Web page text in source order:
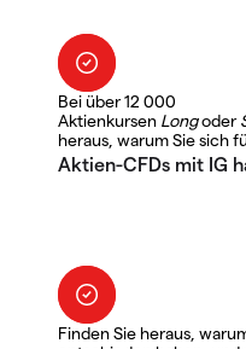
Bei über 12 000
Aktienkursen Longoder
heraus, warum Sie sich
Finden Sie heraus,